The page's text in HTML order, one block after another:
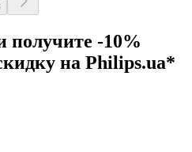
получите -10%
на Philips.ua*